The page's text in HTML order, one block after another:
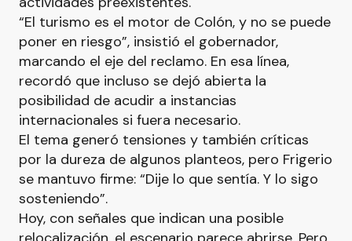
“El turismo es el motor de Colón, y no se puede
poner en riesgo”, insistió el gobernador,
marcando el eje del reclamo. En esa línea,
recordó que incluso se dejó abierta la
posibilidad de acudir a instancias
internacionales si fuera necesario.
El tema generó tensiones y también críticas
por la dureza de algunos planteos, pero Frigerio
se mantuvo firme: “Dije lo que sentía. Y lo sigo
sosteniendo”.
Hoy, con señales que indican una posible